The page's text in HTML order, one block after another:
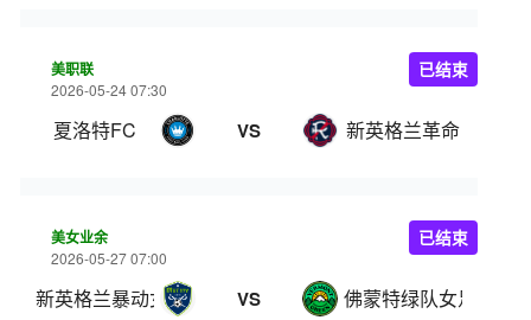
美职联
2026-05-24 07:30
夏洛特FC VS 新英格兰革命
已结束
美女业余
2026-05-27 07:00
新英格兰暴动女足 VS 佛蒙特绿队女足
已结束